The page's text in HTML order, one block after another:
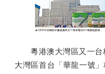
粵港澳大灣區又一台
大灣區首台「華龍一號